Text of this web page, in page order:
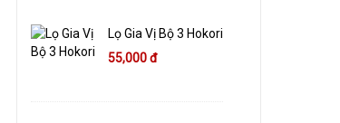
Lọ Gia Vị Bộ 3 Hokori
55,000 đ